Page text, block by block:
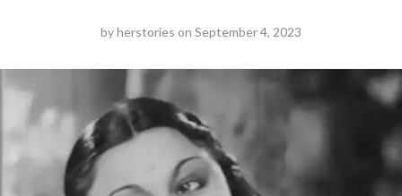
byherstories on September 4, 2023